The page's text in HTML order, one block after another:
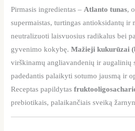
Pirmasis ingredientas –Atlanto tunas,
supermaistas, turtingas antioksidantų ir
neutralizuoti laisvuosius radikalus bei
gyvenimo kokybę.Mažieji kukurūzai
virškinamų angliavandenių ir augalinių
padedantis palaikyti sotumo jausmą ir
Receptas papildytas
prebiotikais, palaikančiais sveiką